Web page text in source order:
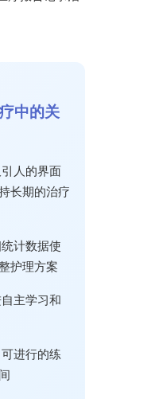
中的关
人的界面
长期的治疗
计数据使
护理方案
主学习和
进行的练